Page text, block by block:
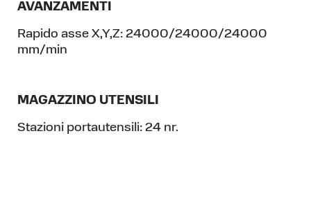
AVANZAMENTI
Rapido asse X,Y,Z: 24000/24000/24000
mm/min
MAGAZZINO UTENSILI
Stazioni portautensili: 24 nr.